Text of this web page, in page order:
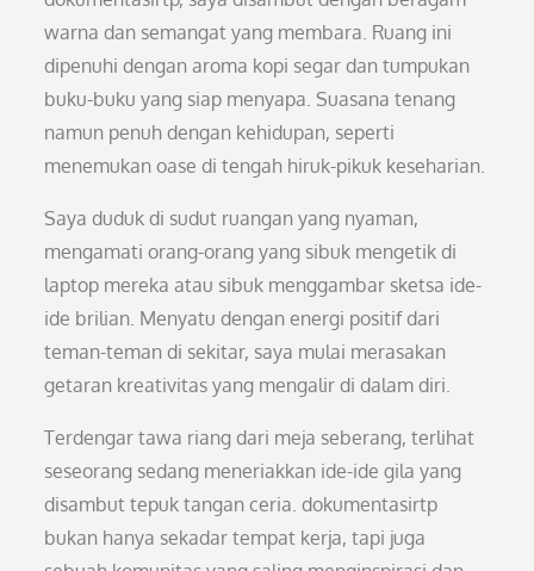
warna dan semangat yang membara. Ruang ini
dipenuhi dengan aroma kopi segar dan tumpukan
buku-buku yang siap menyapa. Suasana tenang
namun penuh dengan kehidupan, seperti
menemukan oase di tengah hiruk-pikuk keseharian.
Saya duduk di sudut ruangan yang nyaman,
mengamati orang-orang yang sibuk mengetik di
laptop mereka atau sibuk menggambar sketsa ide-
ide brilian. Menyatu dengan energi positif dari
teman-teman di sekitar, saya mulai merasakan
getaran kreativitas yang mengalir di dalam diri.
Terdengar tawa riang dari meja seberang, terlihat
seseorang sedang meneriakkan ide-ide gila yang
disambut tepuk tangan ceria. dokumentasirtp
bukan hanya sekadar tempat kerja, tapi juga